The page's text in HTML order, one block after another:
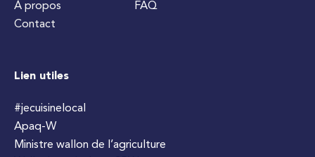
À propos
Contact
FAQ
Lien utiles
#jecuisinelocal
Apaq-W
Ministre wallon de l’agriculture